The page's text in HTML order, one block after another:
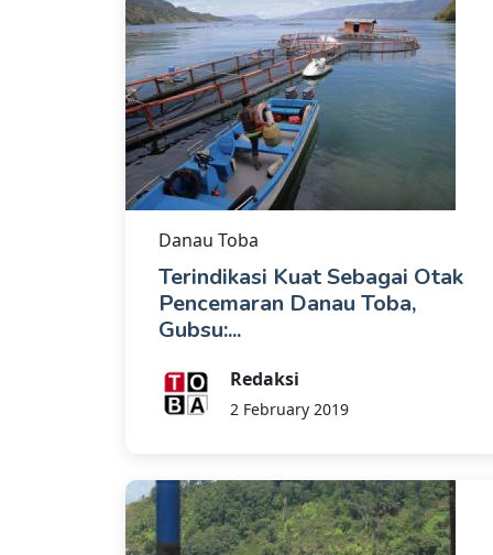
Danau Toba
Terindikasi Kuat Sebagai Otak
Pencemaran Danau Toba,
Gubsu:...
Redaksi
2 February 2019